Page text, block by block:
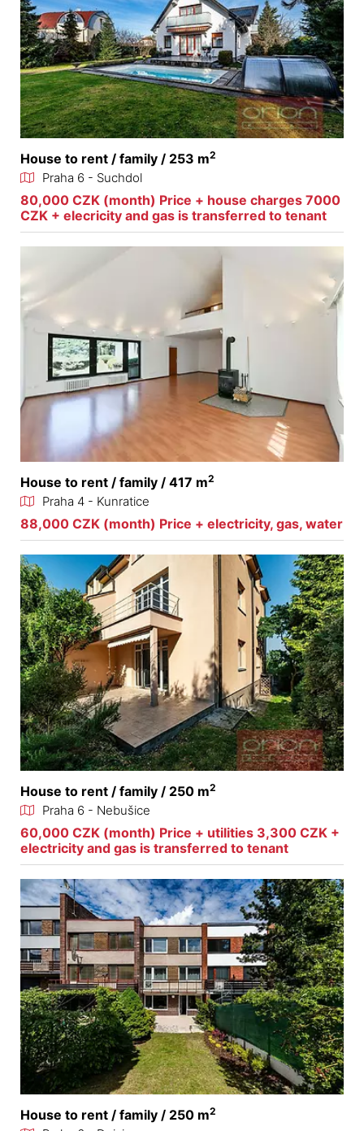
House to rent / family / 253 m2
Praha 6 - Suchdol
80,000 CZK (month) Price + house charges 7000
CZK + elecricity and gas is transferred to tenant
House to rent / family / 417 m2
Praha 4 - Kunratice
88,000 CZK (month) Price + electricity, gas, water
House to rent / family / 250 m2
Praha 6 - Nebušice
60,000 CZK (month) Price + utilities 3,300 CZK +
electricity and gas is transferred to tenant
House to rent / family / 250 m2